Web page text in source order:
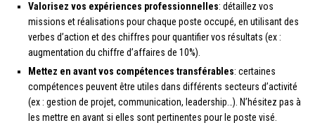
Valorisez vos expériences professionnelles: détaillez vos
missions et réalisations pour chaque poste occupé, en utilisant des
verbes d’action et des chiffres pour quantifier vos résultats (ex :
augmentation du chiffre d’affaires de 10%).
Mettez en avant vos compétences transférables: certaines
compétences peuvent être utiles dans différents secteurs d’activité
(ex : gestion de projet, communication, leadership…). N’hésitez pas à
les mettre en avant si elles sont pertinentes pour le poste visé.